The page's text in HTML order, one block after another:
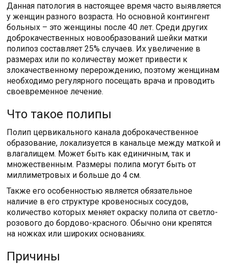
Данная патология в настоящее время часто выявляется
у женщин разного возраста. Но основной контингент
больных – это женщины после 40 лет. Среди других
доброкачественных новообразований шейки матки
полипоз составляет 25% случаев. Их увеличение в
размерах или по количеству может привести к
злокачественному перерождению, поэтому женщинам
необходимо регулярного посещать врача и проводить
своевременное лечение.
Что такое полипы
Полип цервикального канала доброкачественное
образование, локализуется в канальце между маткой и
влагалищем. Может быть как единичным, так и
множественным. Размеры полипа могут быть от
миллиметровых и больше до 4 см.
Также его особенностью является обязательное
наличие в его структуре кровеносных сосудов,
количество которых меняет окраску полипа от светло-
розового до бордово-красного. Обычно они крепятся
на ножках или широких основаниях.
Причины